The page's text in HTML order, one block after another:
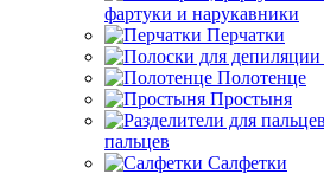
фартуки и нарукавники
Перчатки
Полотенце
Простыня
пальцев
Салфетки